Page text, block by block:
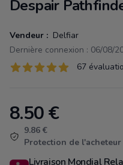
Despair
Vendeur : Delfiar
Dernière connexion : 06/08/
Évaluations
67 sur 5 étoiles 67
Product information
8.50€
9.86 €
Protection de
Livraison Mondial